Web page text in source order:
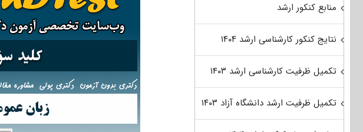
منابع کنکور ارشد
نتایج کنکور کارشناسی ارشد ۱۴۰۴
تکمیل ظرفیت کارشناسی ارشد ۱۴۰۳
تکمیل ظرفیت ارشد دانشگاه آزاد ۱۴۰۳